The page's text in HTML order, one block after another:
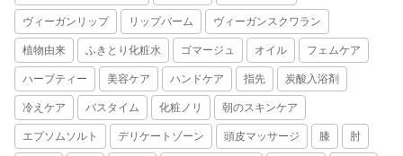
ヴィーガンリップ リップバーム ヴィーガンスクワラン
植物由来 ふきとり化粧水 ゴマージュ オイル フェムケア
ハーブティー 美容ケア ハンドケア 指先 炭酸入浴剤
冷えケア バスタイム 化粧ノリ 朝のスキンケア
エプソムソルト デリケートゾーン 頭皮マッサージ 膝 肘